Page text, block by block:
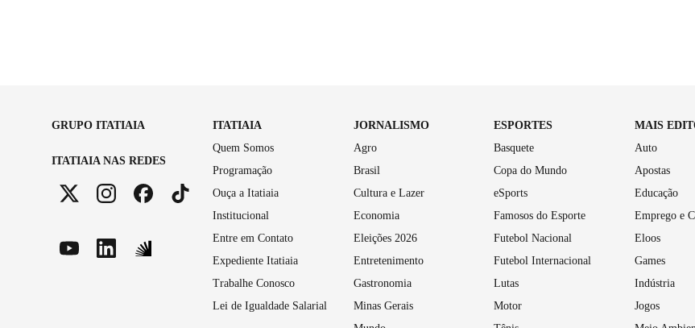
GRUPO ITATIAIA
ITATIAIA NAS REDES
ITATIAIA
Quem Somos
Programação
Ouça a Itatiaia
Institucional
Entre em Contato
Expediente Itatiaia
Trabalhe Conosco
Lei de Igualdade Salarial
JORNALISMO
Agro
Brasil
Cultura e Lazer
Economia
Eleições 2026
Entretenimento
Gastronomia
Minas Gerais
ESPORTES
Basquete
Copa do Mundo
eSports
Famosos do Esporte
Futebol Nacional
Futebol Internacional
Lutas
Motor
MAIS
Auto
Apostas
Educação
Emprego e
Eloos
Games
Indústria
Jogos